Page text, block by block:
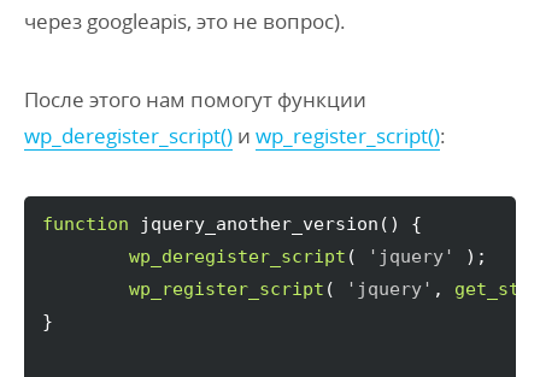
через googleapis, это не вопрос).
После этого нам помогут функции
wp_deregister_script() и wp_register_script():
function jquery_another_version ( )
{
wp_deregister_script ( 'jquery' ) ;
wp_register_script ( 'jquery' ,
}